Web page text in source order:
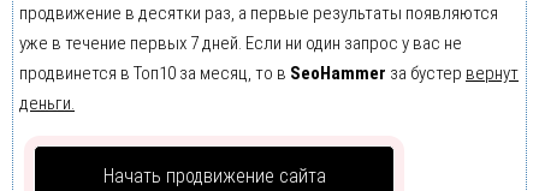
продвижение в десятки раз, а первые результаты появляются
уже в течение первых 7 дней. Если ни один запрос у вас не
продвинется в Топ10 за месяц, то в SeoHammer за бустер вернут
деньги.
Начать продвижение сайта